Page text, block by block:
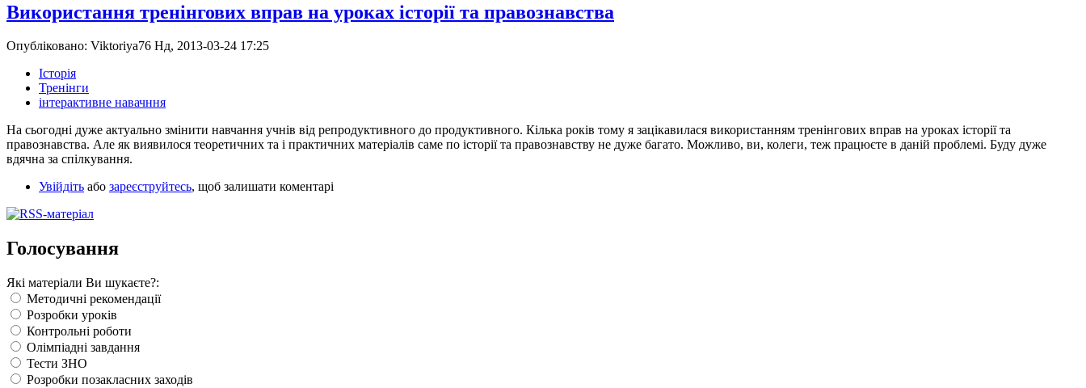
Використання тренінгових вправ на уроках історії та правознавства
Опубліковано: Viktoriya76 Нд, 2013-03-24 17:25
Історія
Тренінги
інтерактивне навачння
На сьогодні дуже актуально змінити навчання учнів від репродуктивного до продуктивного. Кілька років тому я зацікавилася використанням тренінгових вправ на уроках історії та
правознавства. Але як виявилося теоретичних та і практичних матеріалів саме по історії та правознавству не дуже багато. Можливо, ви, колеги, теж працюєте в даній проблемі. Буду дуже
вдячна за спілкування.
Увійдіть або зареєструйтесь, щоб залишати коментарі
Голосування
Які матеріали Ви шукаєте?:
Методичні рекомендації
Розробки уроків
Контрольні роботи
Олімпіадні завдання
Тести ЗНО
Розробки позакласних заходів